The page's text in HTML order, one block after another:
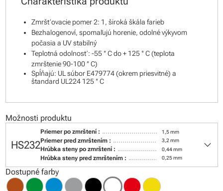
Zmršťovacie pomer 2: 1, široká škála farieb
Bezhalogenoví, spomaľujú horenie, odolné výkyvom
počasia a UV stabilný
Teplotná odolnosť: -55 ° C do + 125 ° C (teplota
zmrštenie 90-100 ° C)
Spĺňajú: UL súbor E479774 (okrem priesvitné) a
štandard UL224 125 ° C
Možnosti produktu
HS232
Priemer po zmrštení : 1,5 mm
Priemer pred zmrštením : 3,2 mm
Hrúbka steny po zmrštení : 0,44 mm
Hrúbka steny pred zmrštením : 0,25 mm
keyboard_arrow_down
Dostupné farby